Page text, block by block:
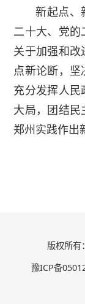
新起点、
二十大、党
关于加强和
点新论断，坚
充分发挥人
大局，团结
郑州实践作出
版权所有
豫ICP备